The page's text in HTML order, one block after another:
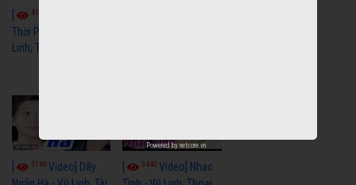
4110
Thời Phóng Đãng - Vũ
Linh, Tài Linh, Chí Linh
3769 Video] Dãy
3440Video] Nhạc
Powered by netcore.vn